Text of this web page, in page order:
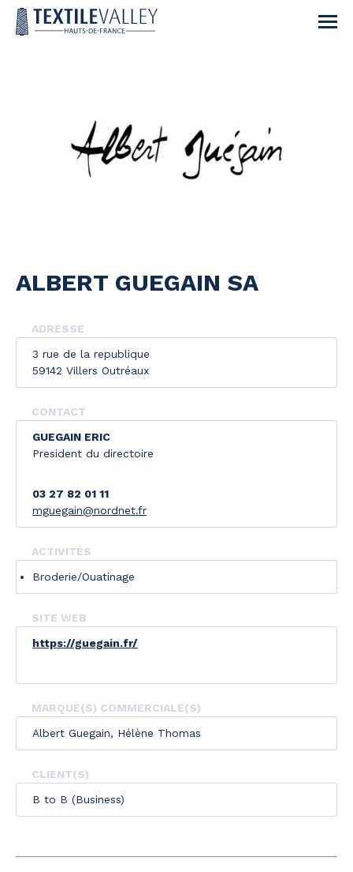
ALBERT GUEGAIN SA
ADRESSE
3 rue de la republique
59142 Villers Outréaux
CONTACT
GUEGAIN ERIC
President du directoire
03 27 82 01 11
mguegain@nordnet.fr
ACTIVITÉS
Broderie/Ouatinage
SITE WEB
https://guegain.fr/
MARQUE(S) COMMERCIALE(S)
Albert Guegain, Hélène Thomas
CLIENT(S)
B to B (Business)